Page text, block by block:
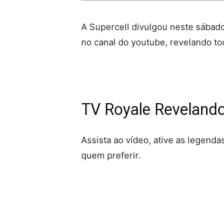
A Supercell divulgou neste
no canal do youtube, revelando
TV Royale
Assista ao vídeo, ative as
quem preferir.